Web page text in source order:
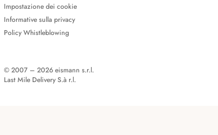
Impostazione dei cookie
Informative sulla privacy
Policy Whistleblowing
© 2007 – 2026 eismann s.r.l.
Last Mile Delivery S.à r.l.